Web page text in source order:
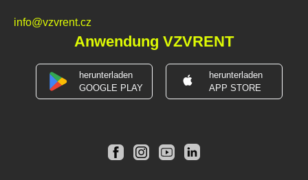
info@vzvrent.cz
Anwendung VZVRENT
herunterladen
GOOGLE PLAY
herunterladen
APP STORE